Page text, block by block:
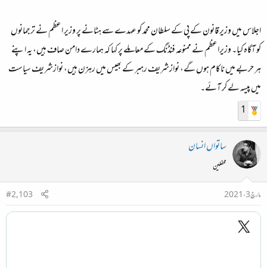
اجلاس میں وزیر قانون کے پی کے سلطان محمد کو عہدے سے ہٹانے پر وزیر اعظم نے ترجمانوں
کو آگاہ کیا۔ وزیراعظم نے ممنوعہ فنڈنگ کے معاملے پر کہا کہ ہمارے دامن صاف ہیں، یہ اپنے
ہر حربے میں ناکام ہوں گے، نوازشریف رہبر کے بھیس میں رہزن ہیں، نوازشریف سیاست
میں پیسہ لے کر آئے۔
1
ساتواں انسان
محفلین
مارچ 3، 2021
#2,103